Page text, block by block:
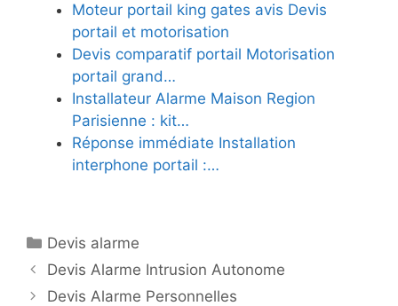
Moteur portail king gates avis Devis
portail et motorisation
Devis comparatif portail Motorisation
portail grand…
Installateur Alarme Maison Region
Parisienne : kit…
Réponse immédiate Installation
interphone portail :…
Catégories
Devis alarme
Devis Alarme Intrusion Autonome
Devis Alarme Personnelles